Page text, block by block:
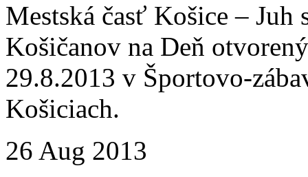
Mestská časť Košice – Juh
Košičanov na Deň
29.8.2013 v Športovo-
Košiciach.
26 Aug 2013